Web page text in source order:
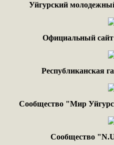
Уйгурский
Официальный
Республиканская
Сообщество "Мир
Сообщество "N.